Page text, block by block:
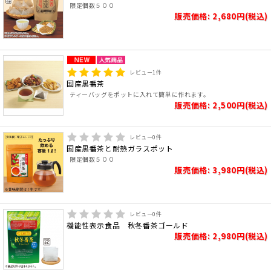
限定個数５００
販売価格: 2,680円(税込)
レビュー1件
国産黒番茶
ティーバッグをポットに入れて簡単に作れます。
販売価格: 2,500円(税込)
レビュー0件
国産黒番茶と耐熱ガラスポット
限定個数５００
販売価格: 3,980円(税込)
レビュー0件
機能性表示食品 秋冬番茶ゴールド
販売価格: 2,980円(税込)